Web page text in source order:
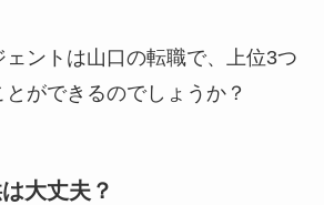
ェントは山口の転職で、上位3つ
ができるのでしょうか？
大丈夫？